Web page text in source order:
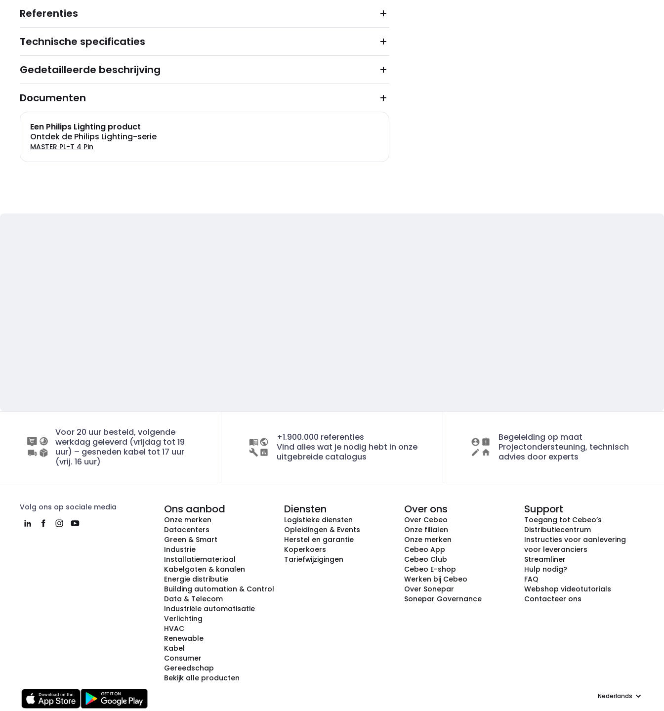
Referenties
Technische specificaties
Gedetailleerde beschrijving
Documenten
Een Philips Lighting product
Ontdek de Philips Lighting-serie
MASTER PL-T 4 Pin
Voor 20 uur besteld, volgende
werkdag geleverd (vrijdag tot 19
uur) – gesneden kabel tot 17 uur
(vrij. 16 uur)
+1.900.000 referenties
Vind alles wat je nodig hebt in onze
uitgebreide catalogus
Begeleiding op maat
Projectondersteuning, technisch
advies door experts
Volg ons op sociale media Ons aanbod
Onze merken
Datacenters
Green & Smart
Industrie
Installatiemateriaal
Kabelgoten & kanalen
Energie distributie
Building automation & Control
Data & Telecom
Industriële automatisatie
Verlichting
HVAC
Renewable
Kabel
Consumer
Gereedschap
Bekijk alle producten
Diensten
Logistieke diensten
Opleidingen & Events
Herstel en garantie
Koperkoers
Tariefwijzigingen
Over ons
Over Cebeo
Onze filialen
Onze merken
Cebeo App
Cebeo Club
Cebeo E-shop
Werken bij Cebeo
Over Sonepar
Sonepar Governance
Support
Toegang tot Cebeo’s
Distributiecentrum
Instructies voor aanlevering
voor leveranciers
Streamliner
Hulp nodig?
FAQ
Webshop videotutorials
Contacteer ons
Taal